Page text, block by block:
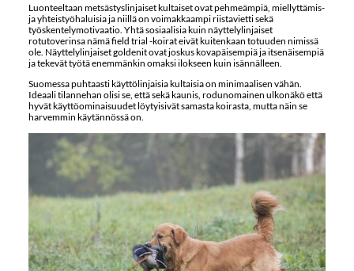
Luonteeltaan metsästyslinjaiset kultaiset ovat pehmeämpiä, miellyttämis-
ja yhteistyöhaluisia ja niillä on voimakkaampi riistavietti sekä
työskentelymotivaatio. Yhtä sosiaalisia kuin näyttelylinjaiset
rotutoverinsa nämä field trial -koirat eivät kuitenkaan totuuden nimissä
ole. Näyttelylinjaiset goldenit ovat joskus kovapäisempiä ja itsenäisempiä
ja tekevät työtä enemmänkin omaksi ilokseen kuin isännälleen.
Suomessa puhtaasti käyttölinjaisia kultaisia on minimaalisen vähän.
Ideaali tilannehan olisi se, että sekä kaunis, rodunomainen ulkonäkö että
hyvät käyttöominaisuudet löytyisivät samasta koirasta, mutta näin se
harvemmin käytännössä on.